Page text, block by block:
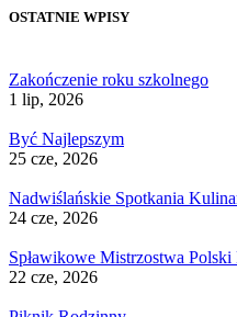
OSTATNIE WPISY
Zakończenie roku szkolnego
1 lip, 2026
Być Najlepszym
25 cze, 2026
Nadwiślańskie Spotkania
24 cze, 2026
Spławikowe Mistrzostwa
22 cze, 2026